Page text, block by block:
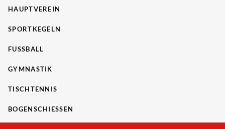
HAUPTVEREIN
SPORTKEGELN
FUSSBALL
GYMNASTIK
TISCHTENNIS
BOGENSCHIESSEN